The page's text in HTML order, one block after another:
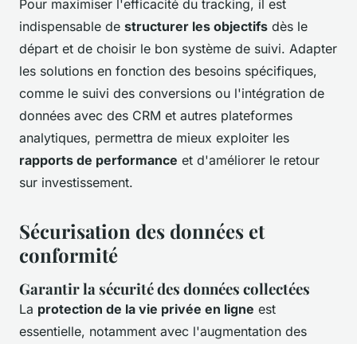
Pour maximiser l'efficacité du tracking, il est
indispensable de structurer les objectifs dès le
départ et de choisir le bon système de suivi. Adapter
les solutions en fonction des besoins spécifiques,
comme le suivi des conversions ou l'intégration de
données avec des CRM et autres plateformes
analytiques, permettra de mieux exploiter les
rapports de performance et d'améliorer le retour
sur investissement.
Sécurisation des données et
conformité
Garantir la sécurité des données collectées
La protection de la vie privée en ligne est
essentielle, notamment avec l'augmentation des